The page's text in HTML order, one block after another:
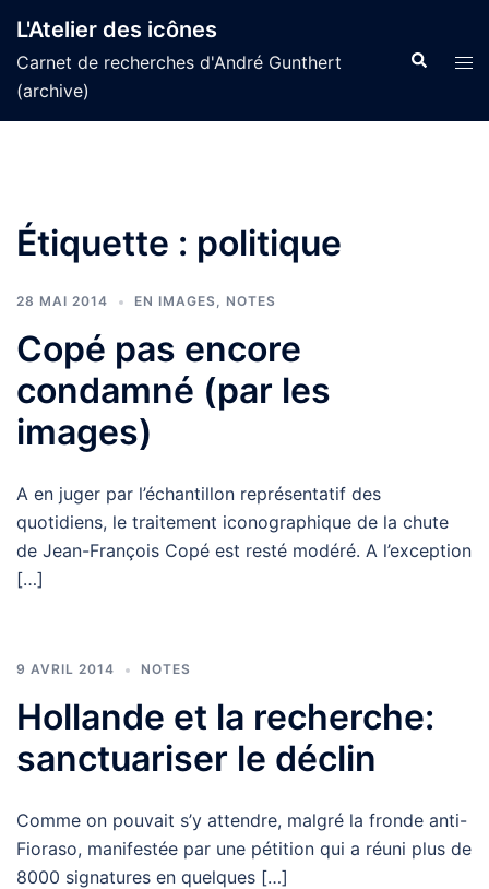
au
contenu
L'Atelier des icônes
Carnet de recherches d'André Gunthert
(archive)
Étiquette : politique
28 MAI 2014 EN IMAGES, NOTES
Copé pas encore
condamné (par les
images)
A en juger par l’échantillon représentatif des
quotidiens, le traitement iconographique de la chute
de Jean-François Copé est resté modéré. A l’exception
[…]
9 AVRIL 2014 NOTES
Hollande et la recherche:
sanctuariser le déclin
Comme on pouvait s’y attendre, malgré la fronde anti-
Fioraso, manifestée par une pétition qui a réuni plus de
8000 signatures en quelques […]